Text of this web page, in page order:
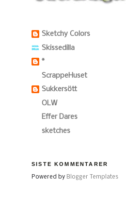
Sketchy Colors
Skissedilla
*
ScrappeHuset
Sukkersött
OLW
Effer Dares
sketches
SISTE KOMMENTARER
Powered by Blogger Templates